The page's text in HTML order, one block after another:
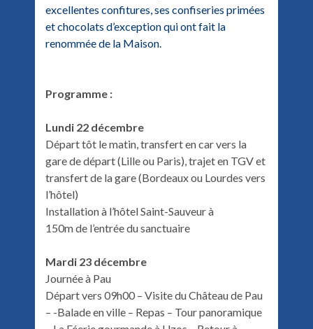
excellentes confitures, ses confiseries primées
et chocolats d’exception qui ont fait la
renommée de la Maison.
Programme :
Lundi 22 décembre
Départ tôt le matin, transfert en car vers la
gare de départ (Lille ou Paris), trajet en TGV et
transfert de la gare (Bordeaux ou Lourdes vers
l’hôtel)
Installation à l’hôtel Saint-Sauveur à
150m de l’entrée du sanctuaire
Mardi 23 décembre
Journée à Pau
Départ vers 09h00 – Visite du Château de Pau
– -Balade en ville – Repas – Tour panoramique